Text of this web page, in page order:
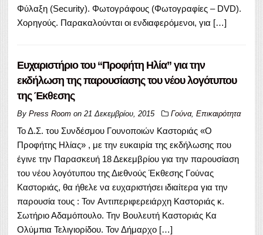
Φύλαξη (Security). Φωτογράφους (Φωτογραφίες – DVD).
Χορηγούς. Παρακαλούνται οι ενδιαφερόμενοι, για […]
Ευχαριστήριο του “Προφήτη Ηλία” για την
εκδήλωση της παρουσίασης του νέου λογότυπου
της Έκθεσης
By Press Room on 21 Δεκεμβρίου, 2015 Γούνα, Επικαιρότητα
Το Δ.Σ. του Συνδέσμου Γουνοποιών Καστοριάς «Ο
Προφήτης Ηλίας» , με την ευκαιρία της εκδήλωσης που
έγινε την Παρασκευή 18 Δεκεμβρίου για την παρουσίαση
του νέου λογότυπου της Διεθνούς Έκθεσης Γούνας
Καστοριάς, θα ήθελε να ευχαριστήσει ιδιαίτερα για την
παρουσία τους : Τον Aντιπεριφερειάρχη Καστοριάς κ.
Σωτήριο Αδαμόπουλο. Την Βουλευτή Καστοριάς Κα
Ολύμπια Τελιγιορίδου. Τον Δήμαρχο […]